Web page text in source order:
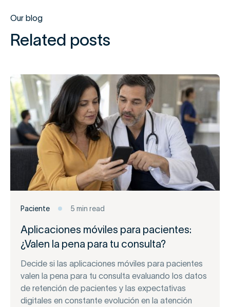
Our blog
Related posts
Paciente 5 min read
Aplicaciones móviles para pacientes:
¿Valen la pena para tu consulta?
Decide si las aplicaciones móviles para pacientes
valen la pena para tu consulta evaluando los datos
de retención de pacientes y las expectativas
digitales en constante evolución en la atención